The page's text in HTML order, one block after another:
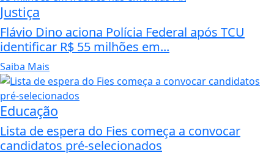
Justiça
Flávio Dino aciona Polícia Federal após TCU
identificar R$ 55 milhões em...
Saiba Mais
Educação
Lista de espera do Fies começa a convocar
candidatos pré-selecionados